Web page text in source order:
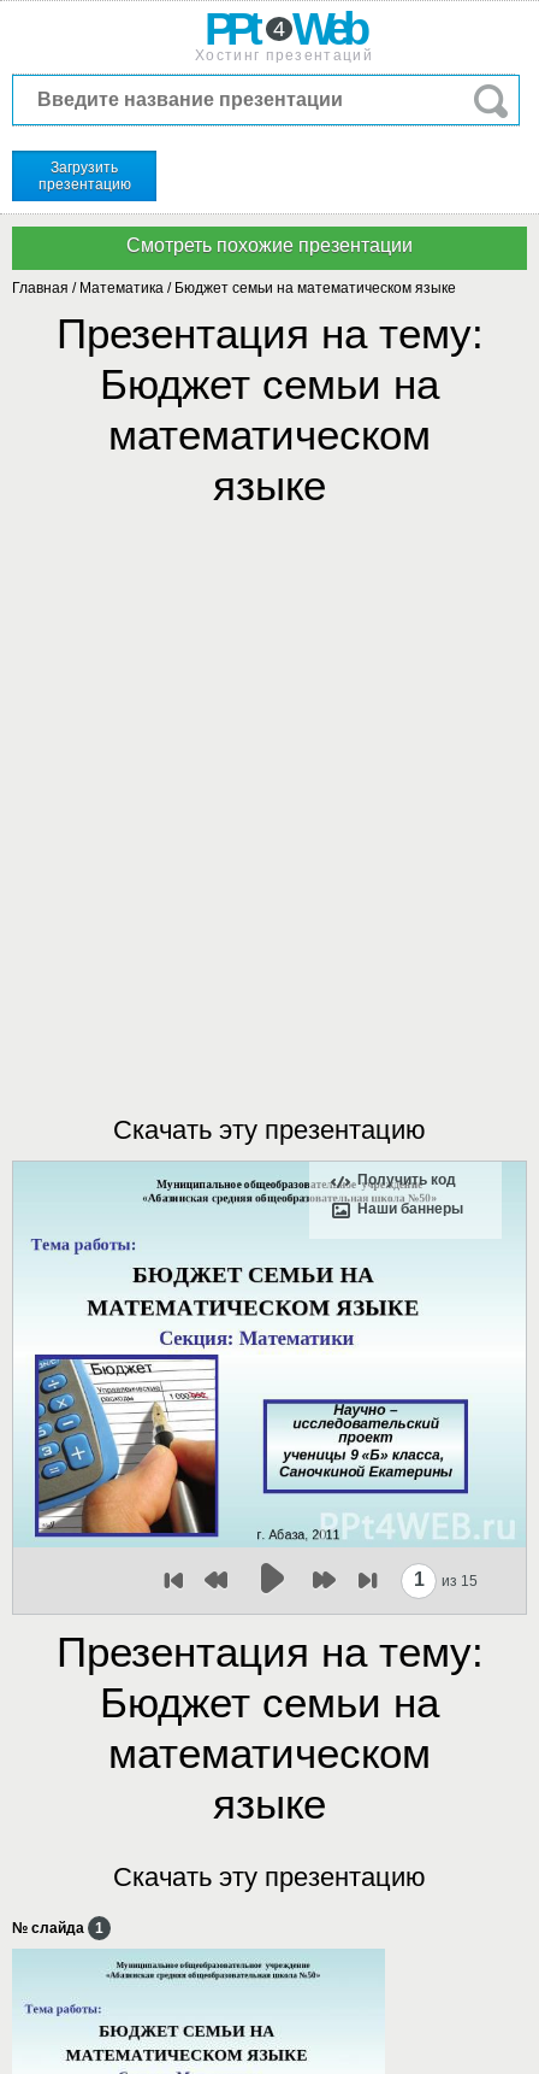
PPt 4 Web
Хостинг презентаций
Загрузить
презентацию
Главная / Математика / Бюджет семьи на математическом языке
Презентация на тему:
Бюджет семьи на
математическом
языке
Скачать эту презентацию
Получить код
Наши баннеры
1 из 15
Презентация на тему:
Бюджет семьи на
математическом
языке
Скачать эту презентацию
№ слайда 1